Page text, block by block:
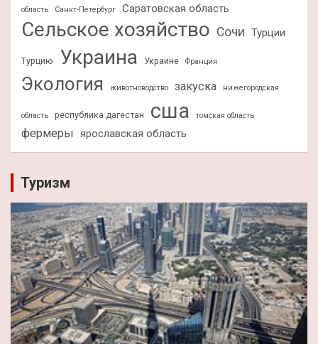
область
Санкт-Петербург Саратовская область
Сельское хозяйство Сочи Турции
Турцию Украина Украине Франция
Экология животноводство закуска нижегородская
область республика дагестан сша томская область
фермеры ярославская область
Туризм